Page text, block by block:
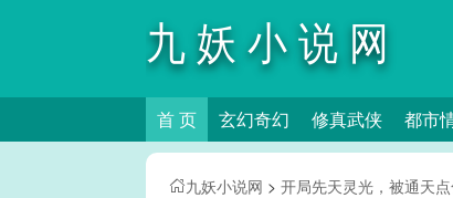
九妖小说网
首 页 玄幻奇幻 修真武侠 都市
九妖小说网 > 开局先天灵光，被通天